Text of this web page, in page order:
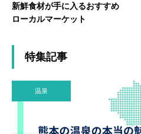
新鮮食材が手に入るおすすめ
ローカルマーケット
特集記事
温泉